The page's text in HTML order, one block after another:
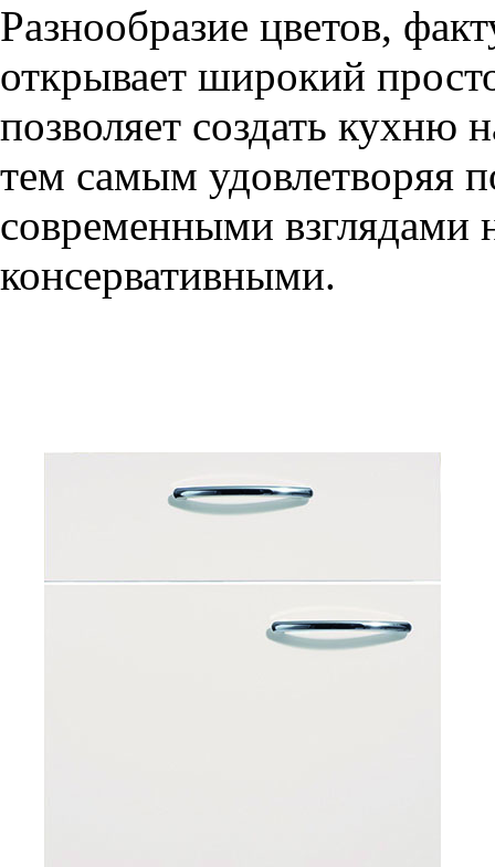
Разнообразие цветов,
открывает широкий
позволяет создать кухню
тем самым удовлетворяя
современными взглядами
консервативными.